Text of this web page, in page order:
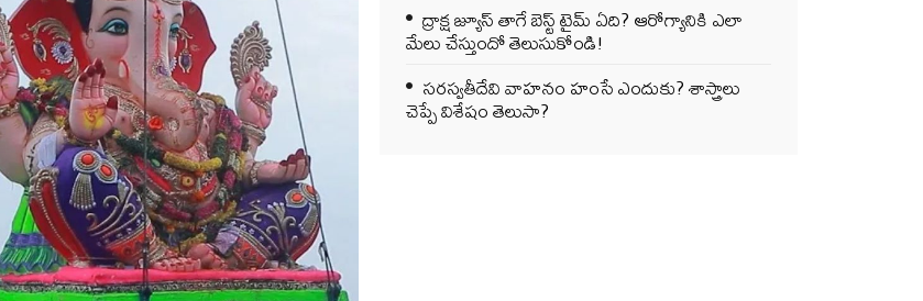
ద్రాక్ష జ్యూస్ తాగే బెస్ట్ టైమ్ ఏది? ఆరోగ్యానికి ఎలా
మేలు చేస్తుందో తెలుసుకోండి!
సరస్వతీదేవి వాహనం హంసే ఎందుకు? శాస్త్రాలు
చెప్పే విశేషం తెలుసా?